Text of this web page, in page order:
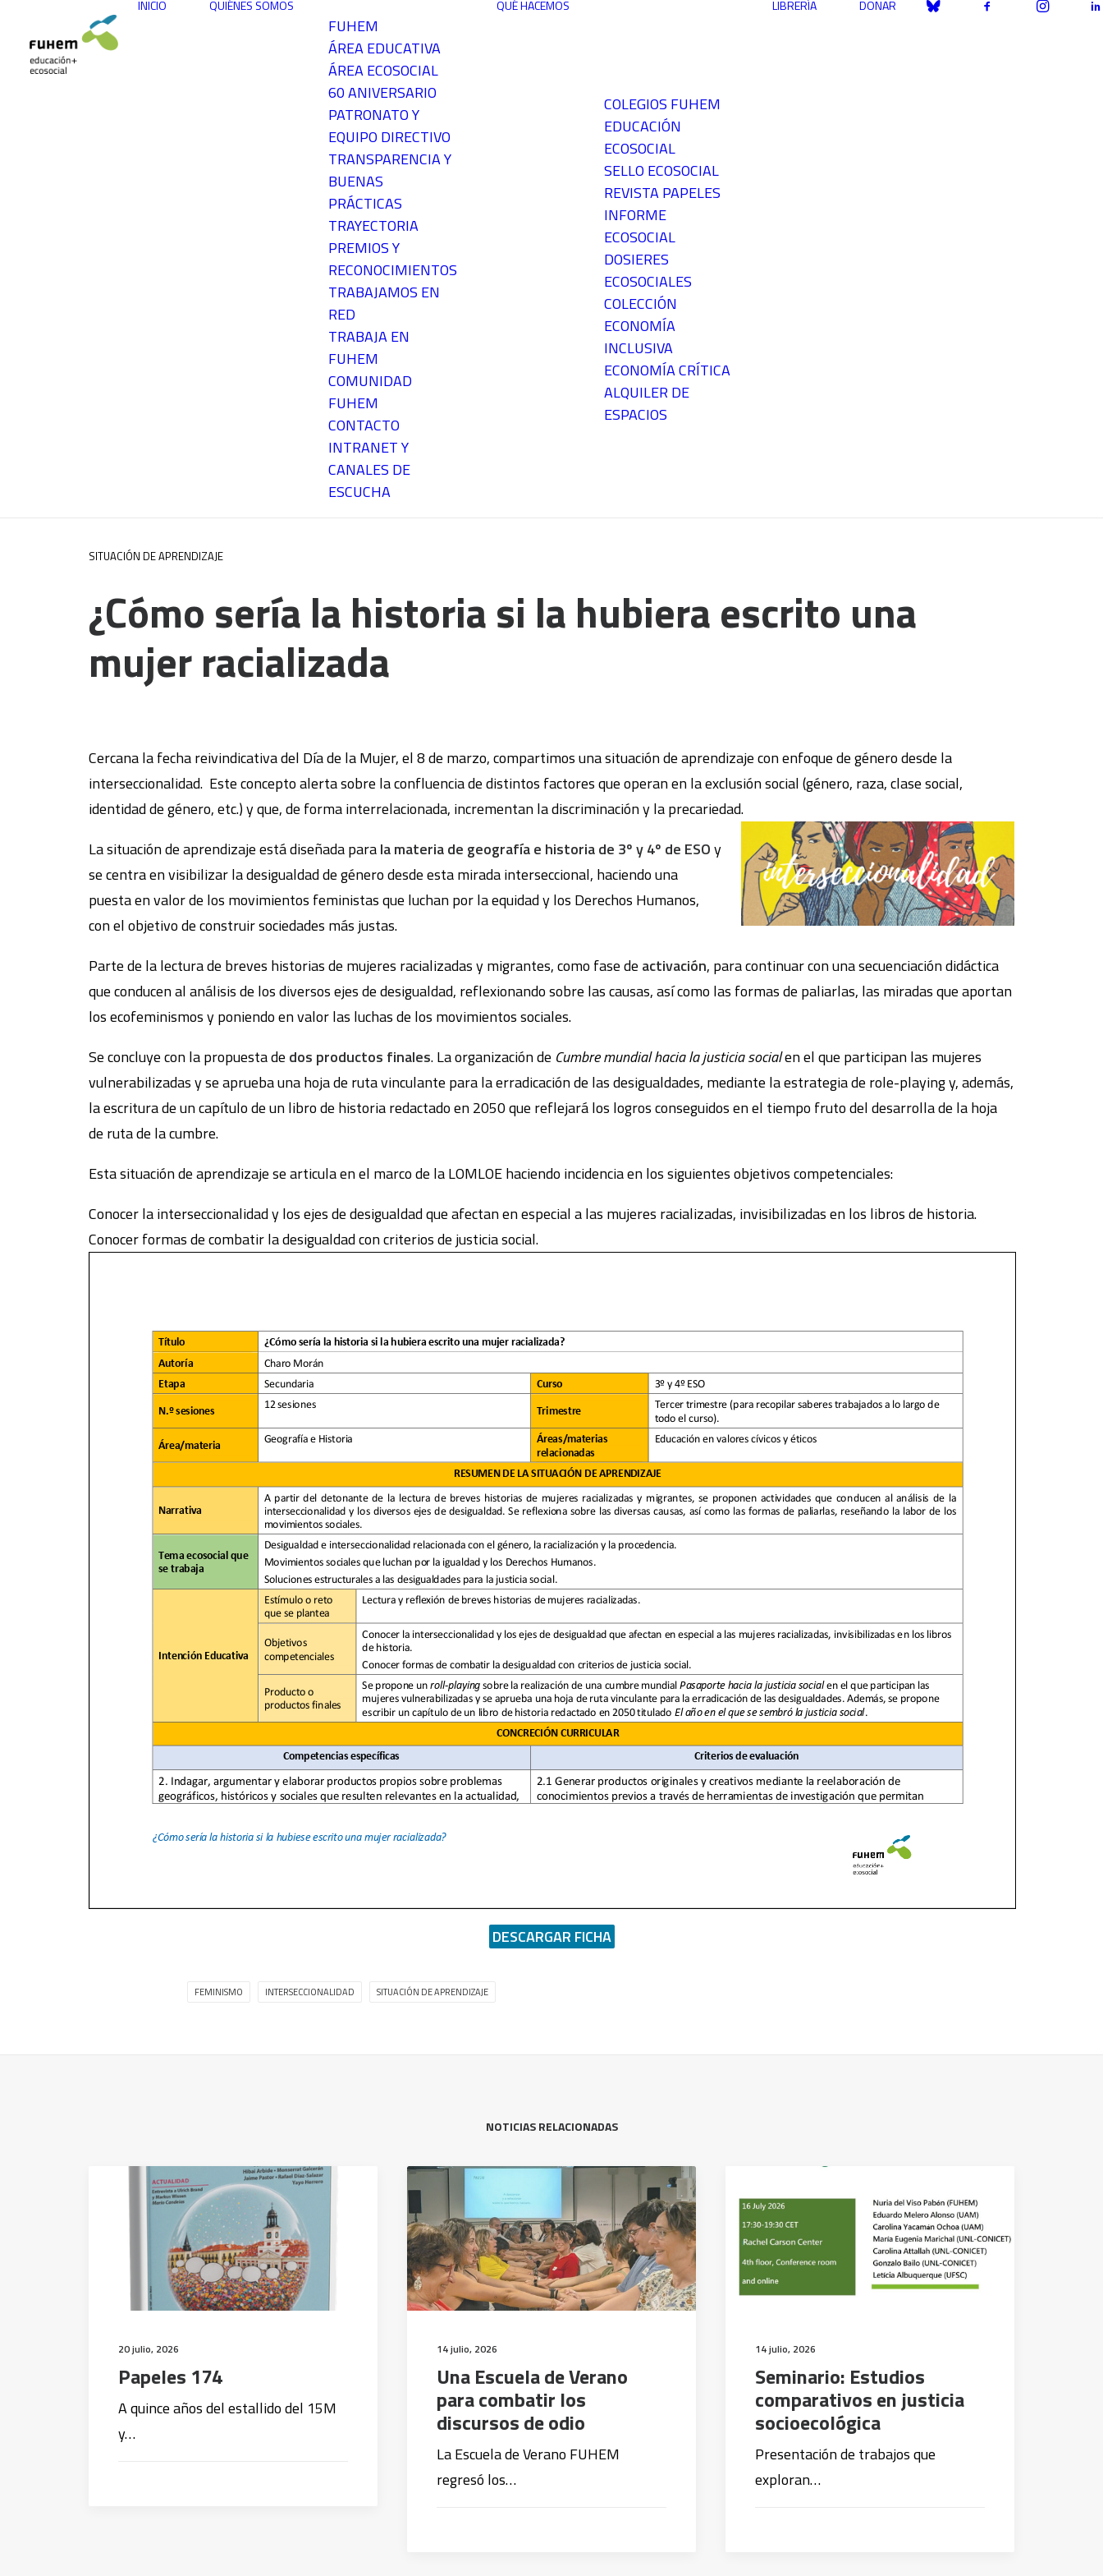
INICIO QUIÉNES SOMOS
FUHEM
ÁREA EDUCATIVA
ÁREA ECOSOCIAL
60 ANIVERSARIO
PATRONATO Y
EQUIPO DIRECTIVO
TRANSPARENCIA Y
BUENAS
PRÁCTICAS
TRAYECTORIA
PREMIOS Y
RECONOCIMIENTOS
TRABAJAMOS EN
RED
TRABAJA EN
FUHEM
COMUNIDAD
FUHEM
CONTACTO
INTRANET Y
CANALES DE
ESCUCHA
QUÉ HACEMOS
COLEGIOS FUHEM
EDUCACIÓN
ECOSOCIAL
SELLO ECOSOCIAL
REVISTA PAPELES
INFORME
ECOSOCIAL
DOSIERES
ECOSOCIALES
COLECCIÓN
ECONOMÍA
INCLUSIVA
ECONOMÍA CRÍTICA
ALQUILER DE
ESPACIOS
LIBRERÍA DONAR
SITUACIÓN DE APRENDIZAJE
¿Cómo sería la historia si la hubiera escrito una
mujer racializada
Cercana la fecha reivindicativa del Día de la Mujer, el 8 de marzo, compartimos una situación de aprendizaje con enfoque de género desde la
interseccionalidad. Este concepto alerta sobre la confluencia de distintos factores que operan en la exclusión social (género, raza, clase social,
identidad de género, etc.) y que, de forma interrelacionada, incrementan la discriminación y la precariedad.
La situación de aprendizaje está diseñada parala materia de geografía e historia de 3º y 4º de ESOy
se centra en visibilizar la desigualdad de género desde esta mirada interseccional, haciendo una
puesta en valor de los movimientos feministas que luchan por la equidad y los Derechos Humanos,
con el objetivo de construir sociedades más justas.
Parte de la lectura de breves historias de mujeres racializadas y migrantes, como fase de activación, para continuar con una secuenciación didáctica
que conducen al análisis de los diversos ejes de desigualdad, reflexionando sobre las causas, así como las formas de paliarlas, las miradas que aportan
los ecofeminismos y poniendo en valor las luchas de los movimientos sociales.
Se concluye con la propuesta de dos productos finales. La organización de Cumbre mundial hacia la justicia socialen el que participan las mujeres
vulnerabilizadas y se aprueba una hoja de ruta vinculante para la erradicación de las desigualdades, mediante la estrategia de role-playing y, además,
la escritura de un capítulo de un libro de historia redactado en 2050 que reflejará los logros conseguidos en el tiempo fruto del desarrolla de la hoja
de ruta de la cumbre.
Esta situación de aprendizaje se articula en el marco de la LOMLOE haciendo incidencia en los siguientes objetivos competenciales:
Conocer la interseccionalidad y los ejes de desigualdad que afectan en especial a las mujeres racializadas, invisibilizadas en los libros de historia.
Conocer formas de combatir la desigualdad con criterios de justicia social.
DESCARGAR FICHA
FEMINISMO INTERSECCIONALIDAD SITUACIÓN DE APRENDIZAJE
NOTICIAS RELACIONADAS
20 julio, 2026
Papeles 174
A quince años del estallido del 15M
y…
14 julio, 2026
Una Escuela de Verano
para combatir los
discursos de odio
La Escuela de Verano FUHEM
regresó los…
14 julio, 2026
Seminario: Estudios
comparativos en justicia
socioecológica
Presentación de trabajos que
exploran…